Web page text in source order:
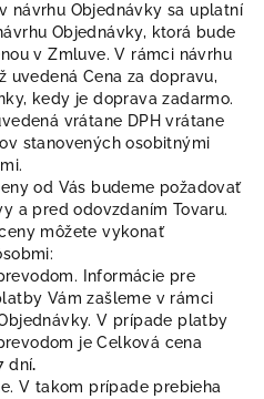
návrhu Objednávky sa uplatní
Objednávky, ktorá bude
v Zmluve. V rámci návrhu
uvedená Cena za dopravu,
kedy je doprava zadarmo.
vrátane DPH vrátane
stanovených osobitnými
od Vás budeme požadovať
a pred odovzdaním Tovaru.
môžete vykonať
Informácie pre
Vám zašleme v rámci
V prípade platby
je Celková cena
dní.
V takom prípade prebieha